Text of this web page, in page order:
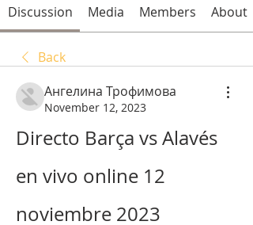
Discussion Media Members About
Back
Ангелина Трофимова
November 12, 2023
Directo Barça vs Alavés
en vivo online 12
noviembre 2023